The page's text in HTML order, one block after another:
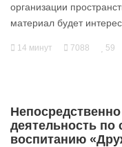
организации
материал будет
14 минут 7088 59
деятельность по
воспитанию